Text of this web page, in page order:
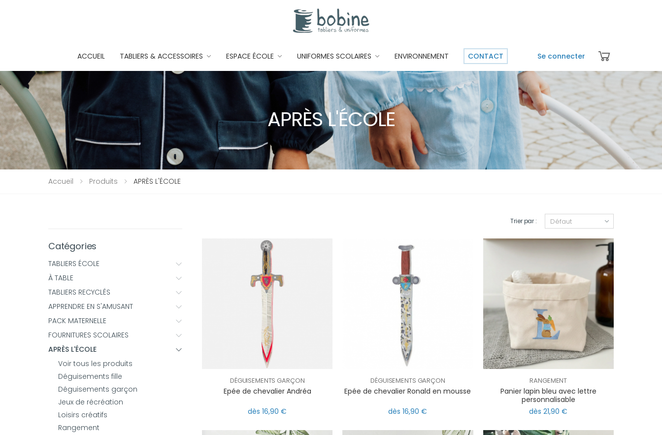
ACCUEIL TABLIERS & ACCESSOIRES ESPACE ÉCOLE UNIFORMES SCOLAIRES ENVIRONNEMENT CONTACT Se connecter
APRÈS L'ÉCOLE
Accueil Produits APRÈS L'ÉCOLE
Catégories
TABLIERS ÉCOLE
À TABLE
TABLIERS RECYCLÉS
APPRENDRE EN S'AMUSANT
PACK MATERNELLE
FOURNITURES SCOLAIRES
APRÈS L'ÉCOLE
Voir tous les produits
Déguisements fille
Déguisements garçon
Jeux de récréation
Loisirs créatifs
Rangement
Trier par :
DÉGUISEMENTS GARÇON
Epée de chevalier Andréa
dès 16,90 €
DÉGUISEMENTS GARÇON
Epée de chevalier Ronald en mousse
dès 16,90 €
RANGEMENT
Panier lapin bleu avec lettre
personnalisable
dès 21,90 €